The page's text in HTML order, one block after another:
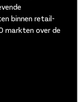
binnen retail-
markten over de